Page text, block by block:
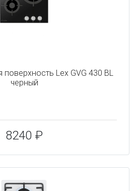
поверхность Lex GVG 430 BL
черный
8240 ₽